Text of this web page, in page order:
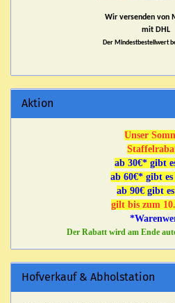
Wir versenden von
mit DHL
Der Mindestbestellwert
Aktion
Unser
ab 30€* gibt
ab 60€* gibt
ab 90€ gibt
gilt bis zum
Der Rabatt wird am Ende
Hofverkauf & Abholstation